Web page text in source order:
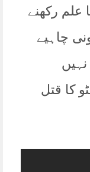
آزادی
علم رکھنے
چاہیے
کا قتل